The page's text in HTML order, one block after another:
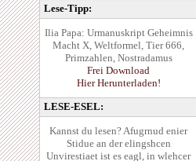
Lese-Tipp:
Ilia Papa: Urmanuskript Geheimnis
Macht X, Weltformel, Tier 666,
Primzahlen, Nostradamus
Frei Download
Hier Herunterladen!
LESE-ESEL:
Kannst du lesen? Afugrnud enier
Stidue an der elingshcen
Unvirestiaet ist es eagl, in wlehcer